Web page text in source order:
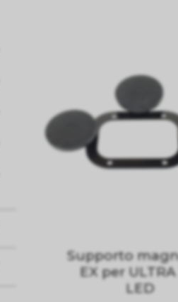
Supporto
EX per
LED